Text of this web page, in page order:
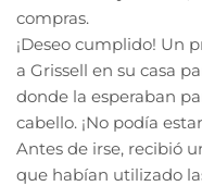
compras.
¡Deseo cumplido! Un
a Grissell en su casa
donde la esperaban
cabello. ¡No podía
Antes de irse, recibió
que habían utilizado